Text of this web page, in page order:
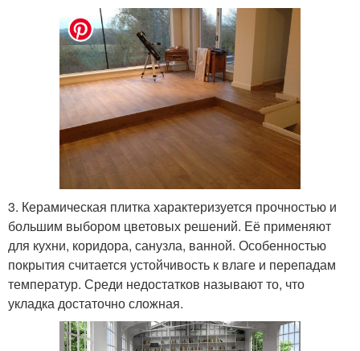
3. Керамическая плитка характеризуется прочностью и
большим выбором цветовых решений. Её применяют
для кухни, коридора, санузла, ванной. Особенностью
покрытия считается устойчивость к влаге и перепадам
температур. Среди недостатков называют то, что
укладка достаточно сложная.